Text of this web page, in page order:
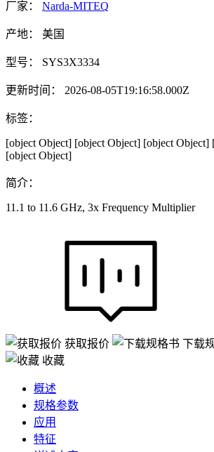
厂家： Narda-MITEQ
产地： 美国
型号： SYS3X3334
更新时间： 2026-08-05T19:16:58.000Z
标签：
[object Object] [object Object] [object Object]
[object Object]
简介：
11.1 to 11.6 GHz, 3x Frequency Multiplier
获取报价
下载
收藏
概述
规格参数
应用
特征